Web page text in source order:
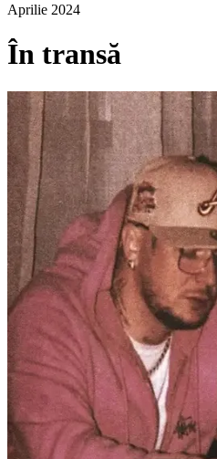
Aprilie 2024
În transă
Pagina externă
Pagina externă
Pagina externă
Pagina externă
Pagina externă
EN
El Nino
Videoclipuri